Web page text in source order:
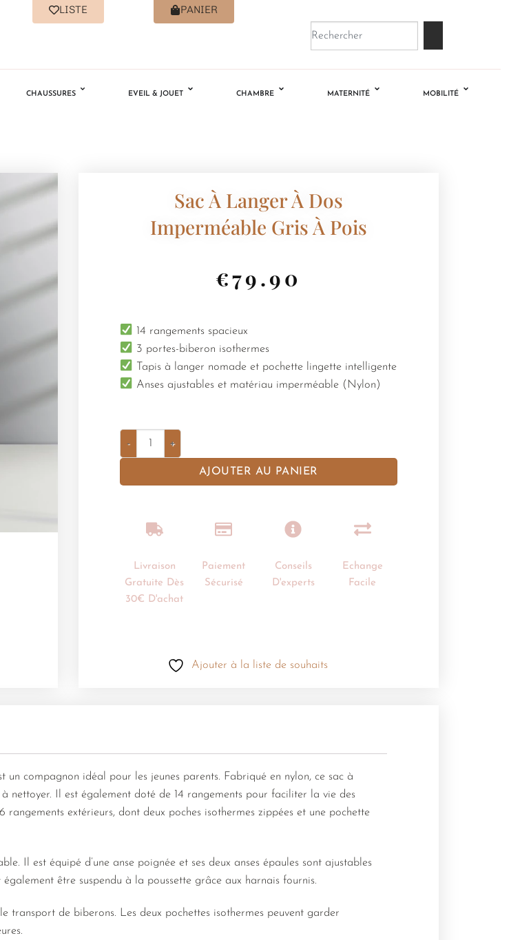
LISTE PANIER
CHAUSSURES EVEIL & JOUET CHAMBRE MATERNITÉ MOBILITÉ
Sac À Langer À Dos
Imperméable Gris À Pois
€79.90
14 rangements spacieux
3 portes-biberon isothermes
Tapis à langer nomade et pochette lingette intelligente
Anses ajustables et matériau imperméable (Nylon)
AJOUTER AU PANIER
Livraison
Gratuite Dès
30€ D'achat
Paiement
Sécurisé
Conseils
D'experts
Echange
Facile
Ajouter à la liste de souhaits
compagnon idéal pour les jeunes parents. Fabriqué en nylon, ce sac à
nettoyer. Il est également doté de 14 rangements pour faciliter la vie des
extérieurs, dont deux poches isothermes zippées et une pochette
Il est équipé d’une anse poignée et ses deux anses épaules sont ajustables
être suspendu à la poussette grâce aux harnais fournis.
transport de biberons. Les deux pochettes isothermes peuvent garder